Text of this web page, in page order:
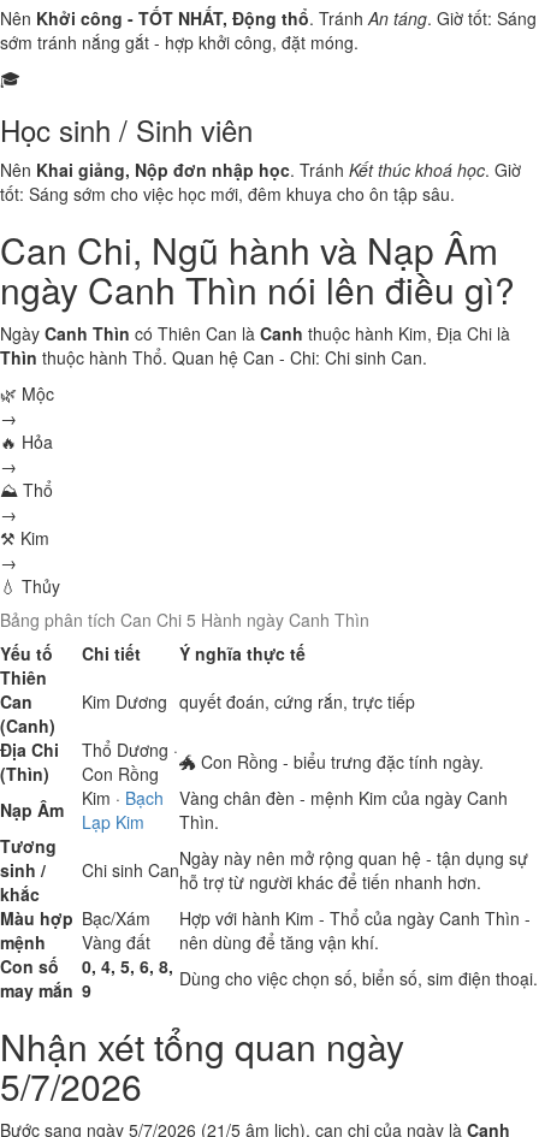
Nên Khởi công - TỐT NHẤT, Động thổ. TránhAn táng. Giờ tốt: Sáng
sớm tránh nắng gắt - hợp khởi công, đặt móng.
🎓
Học sinh / Sinh viên
Nên Khai giảng, Nộp đơn nhập học. Tránh Kết thúc khoá học. Giờ
tốt: Sáng sớm cho việc học mới, đêm khuya cho ôn tập sâu.
Can Chi, Ngũ hành và Nạp Âm
ngày Canh Thìn nói lên điều gì?
Ngày Canh Thìn có Thiên Can là Canh thuộc hành Kim, Địa Chi là
Thìn thuộc hành Thổ. Quan hệ Can - Chi: Chi sinh Can.
🌿 Mộc
→
🔥 Hỏa
→
⛰ Thổ
→
⚒ Kim
→
💧 Thủy
Bảng phân tích Can Chi 5 Hành ngày Canh Thìn
Yếu tố
Chi tiết
Ý nghĩa thực tế
Thiên
Can
(Canh)
Kim Dương quyết đoán, cứng rắn, trực tiếp
Địa Chi
(Thìn)
Thổ Dương ·
Con Rồng
🐲 Con Rồng - biểu trưng đặc tính ngày.
Nạp Âm
Kim · Bạch
Lạp Kim
Vàng chân đèn - mệnh Kim của ngày Canh
Thìn.
Tương
sinh /
khắc
Chi sinh CanNgày này nên mở rộng quan hệ - tận dụng sự
hỗ trợ từ người khác để tiến nhanh hơn.
Màu hợp
mệnh
Bạc/Xám
Vàng đất
Hợp với hành Kim - Thổ của ngày Canh Thìn -
nên dùng để tăng vận khí.
Con số
may mắn
0, 4, 5, 6, 8,
9
Dùng cho việc chọn số, biển số, sim điện thoại.
Nhận xét tổng quan ngày
5/7/2026
Bước sang ngày 5/7/2026 (21/5 âm lịch), can chi của ngày là Canh